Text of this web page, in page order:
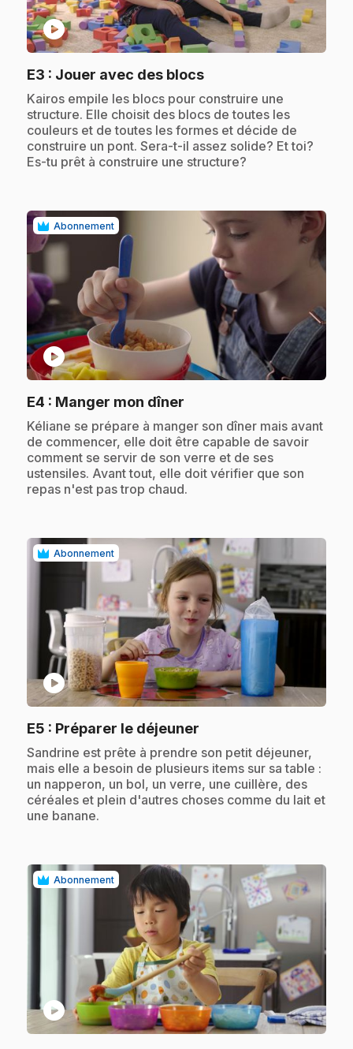
play_circle
E3 : Jouer avec des blocs.
.Kairos empile les blocs pour construire une
structure. Elle choisit des blocs de toutes les
couleurs et de toutes les formes et décide de
construire un pont. Sera-t-il assez solide? Et toi?
Es-tu prêt à construire une structure?
Abonnement
play_circle
E4 : Manger mon dîner
.Kéliane se prépare à manger son dîner mais avant
de commencer, elle doit être capable de savoir
comment se servir de son verre et de ses
ustensiles. Avant tout, elle doit vérifier que son
repas n'est pas trop chaud.
Abonnement
play_circle
E5 : Préparer le déjeuner
.Sandrine est prête à prendre son petit déjeuner,
mais elle a besoin de plusieurs items sur sa table :
un napperon, un bol, un verre, une cuillère, des
céréales et plein d'autres choses comme du lait et
une banane.
Abonnement
play_circle